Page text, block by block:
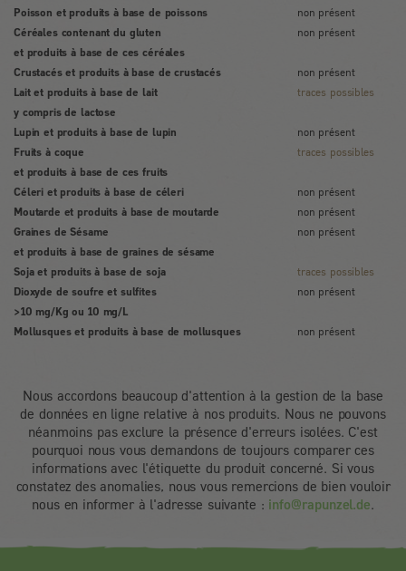
Poisson et produits à base de poissons
non présent
Céréales contenant du gluten
et produits à base de ces céréales
non présent
Crustacés et produits à base de crustacés
non présent
Lait et produits à base de lait
y compris de lactose
traces possibles
Lupin et produits à base de lupin
non présent
Fruits à coque
et produits à base de ces fruits
traces possibles
Céleri et produits à base de céleri
non présent
Moutarde et produits à base de moutarde
non présent
Graines de Sésame
et produits à base de graines de sésame
non présent
Soja et produits à base de soja
traces possibles
Dioxyde de soufre et sulfites
>10 mg/Kg ou 10 mg/L
non présent
Mollusques et produits à base de mollusques non présent
Nous accordons beaucoup d'attention à la gestion de la base
de données en ligne relative à nos produits. Nous ne pouvons
néanmoins pas exclure la présence d'erreurs isolées. C'est
pourquoi nous vous demandons de toujours comparer ces
informations avec l'étiquette du produit concerné. Si vous
constatez des anomalies, nous vous remercions de bien vouloir
nous en informer à l'adresse suivante : info@rapunzel.de.